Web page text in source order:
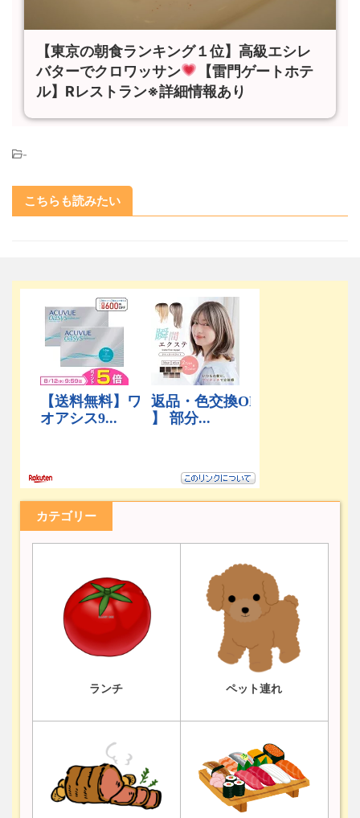
【東京の朝食ランキング１位】高級エシレ
バターでクロワッサン
【雷門ゲートホテ
ル】Rレストラン※詳細情報あり
-
こちらも読みたい
カテゴリー
ランチ ペット連れ